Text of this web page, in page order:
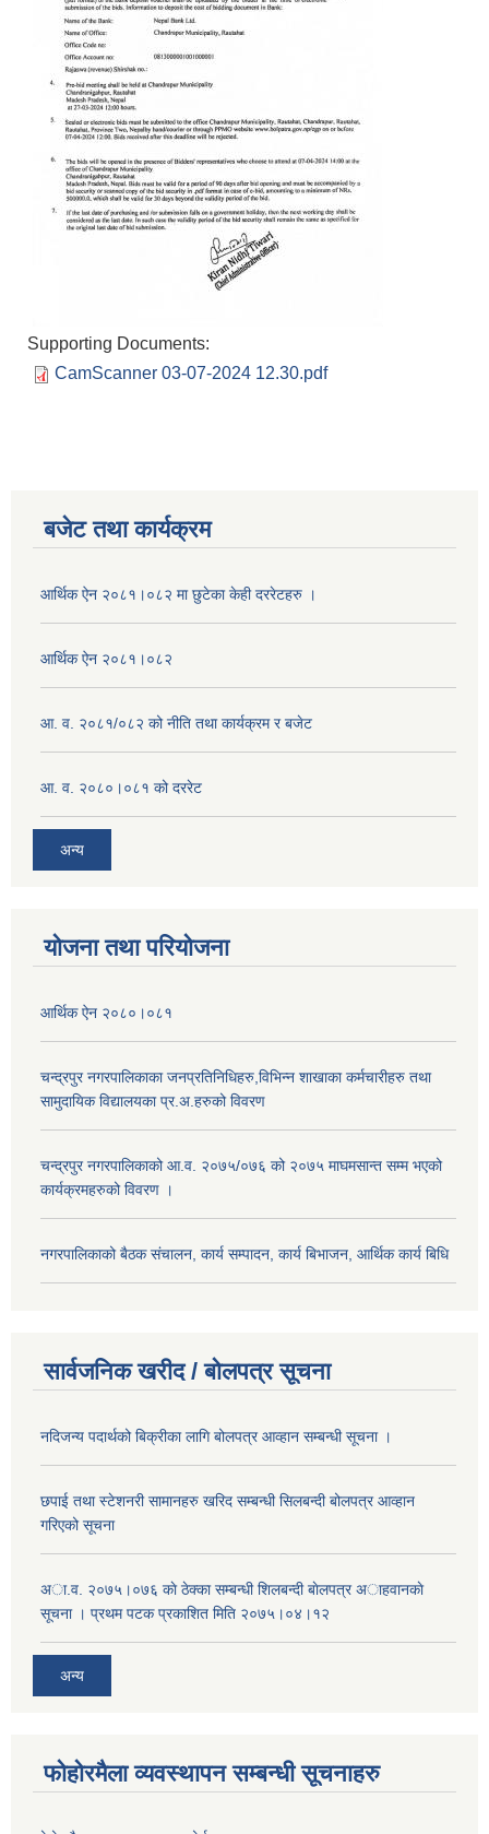
Supporting Documents:
CamScanner 03-07-2024 12.30.pdf
बजेट तथा कार्यक्रम
आर्थिक ऐन २०८१।०८२ मा छुटेका केही दररेटहरु ।
आर्थिक ऐन २०८१।०८२
आ. व. २०८१/०८२ को नीति तथा कार्यक्रम र बजेट
आ. व. २०८०।०८१ को दररेट
अन्य
योजना तथा परियोजना
आर्थिक ऐन २०८०।०८१
चन्द्रपुर नगरपालिकाका जनप्रतिनिधिहरु,विभिन्न शाखाका कर्मचारीहरु तथा
सामुदायिक विद्यालयका प्र.अ.हरुको विवरण
चन्द्रपुर नगरपालिकाको आ.व. २०७५/०७६ को २०७५ माघमसान्त सम्म भएको
कार्यक्रमहरुको विवरण ।
नगरपालिकाको बैठक संचालन, कार्य सम्पादन, कार्य बिभाजन, आर्थिक कार्य बिधि
सार्वजनिक खरीद / बोलपत्र सूचना
नदिजन्य पदार्थको बिक्रीका लागि बोलपत्र आव्हान सम्बन्धी सूचना ।
छपाई तथा स्टेशनरी सामानहरु खरिद सम्बन्धी सिलबन्दी बोलपत्र आव्हान
गरिएको सूचना
अा.व. २०७५।०७६ काे ठेक्का सम्बन्धी शिलबन्दी बाेलपत्र अाहवानकाे
सूचना । प्रथम पटक प्रकाशित मिति २०७५।०४।१२
अन्य
फोहोरमैला व्यवस्थापन सम्बन्धी सूचनाहरु